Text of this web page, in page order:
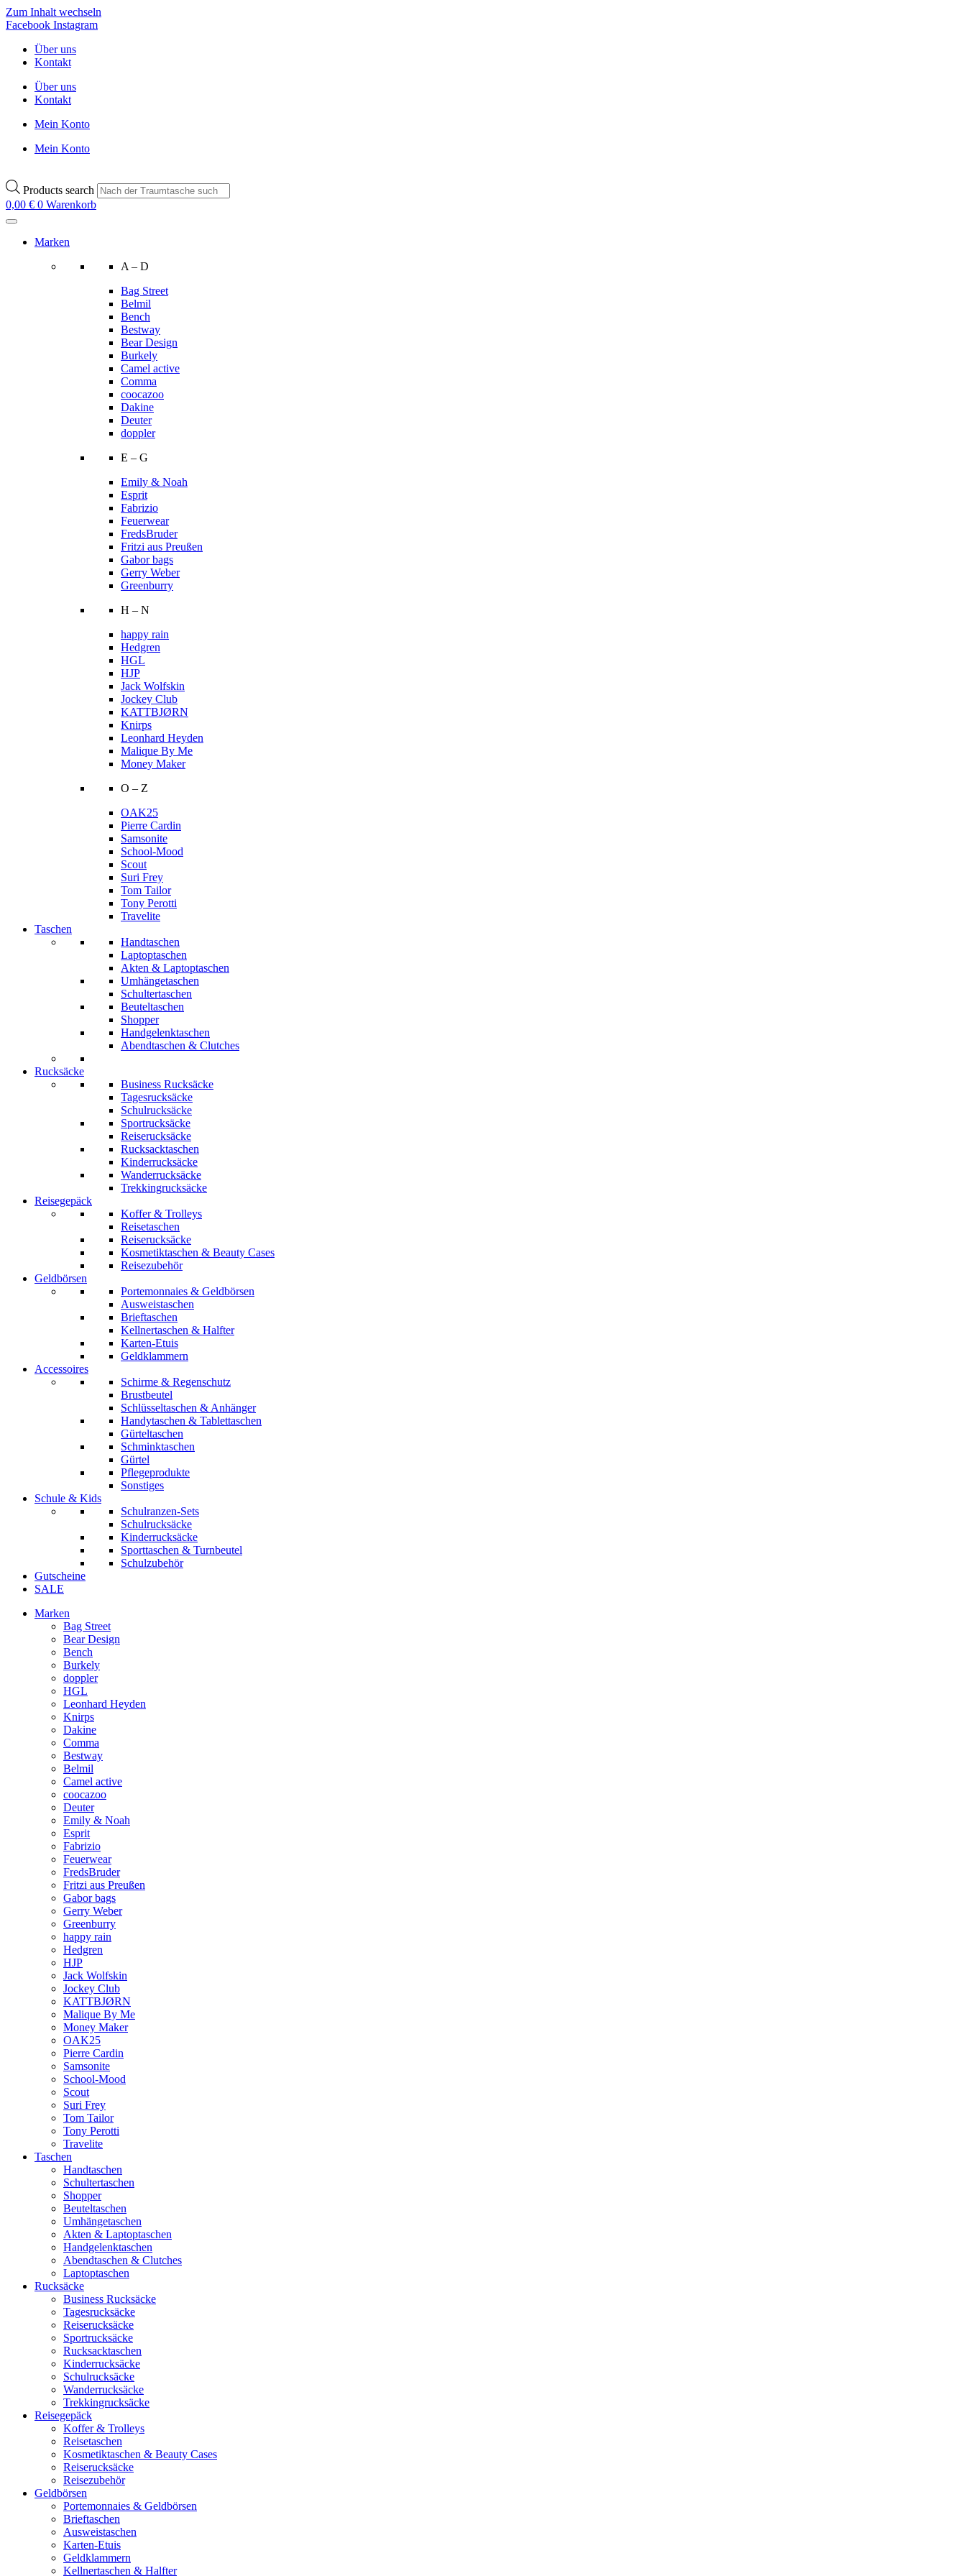
Zum Inhalt wechseln
Facebook Instagram
Über uns
Kontakt
Über uns
Kontakt
Mein Konto
Mein Konto
Products search
0,00 € 0 Warenkorb
Marken
A – D
Bag Street
Belmil
Bench
Bestway
Bear Design
Burkely
Camel active
Comma
coocazoo
Dakine
Deuter
doppler
E – G
Emily & Noah
Esprit
Fabrizio
Feuerwear
FredsBruder
Fritzi aus Preußen
Gabor bags
Gerry Weber
Greenburry
H – N
happy rain
Hedgren
HGL
HJP
Jack Wolfskin
Jockey Club
KATTBJØRN
Knirps
Leonhard Heyden
Malique By Me
Money Maker
O – Z
OAK25
Pierre Cardin
Samsonite
School-Mood
Scout
Suri Frey
Tom Tailor
Tony Perotti
Travelite
Taschen
Handtaschen
Laptoptaschen
Akten & Laptoptaschen
Umhängetaschen
Schultertaschen
Beuteltaschen
Shopper
Handgelenktaschen
Abendtaschen & Clutches
Rucksäcke
Business Rucksäcke
Tagesrucksäcke
Schulrucksäcke
Sportrucksäcke
Reiserucksäcke
Rucksacktaschen
Kinderrucksäcke
Wanderrucksäcke
Trekkingrucksäcke
Reisegepäck
Koffer & Trolleys
Reisetaschen
Reiserucksäcke
Kosmetiktaschen & Beauty Cases
Reisezubehör
Geldbörsen
Portemonnaies & Geldbörsen
Ausweistaschen
Brieftaschen
Kellnertaschen & Halfter
Karten-Etuis
Geldklammern
Accessoires
Schirme & Regenschutz
Brustbeutel
Schlüsseltaschen & Anhänger
Handytaschen & Tablettaschen
Gürteltaschen
Schminktaschen
Gürtel
Pflegeprodukte
Sonstiges
Schule & Kids
Schulranzen-Sets
Schulrucksäcke
Kinderrucksäcke
Sporttaschen & Turnbeutel
Schulzubehör
Gutscheine
SALE
Marken
Bag Street
Bear Design
Bench
Burkely
doppler
HGL
Leonhard Heyden
Knirps
Dakine
Comma
Bestway
Belmil
Camel active
coocazoo
Deuter
Emily & Noah
Esprit
Fabrizio
Feuerwear
FredsBruder
Fritzi aus Preußen
Gabor bags
Gerry Weber
Greenburry
happy rain
Hedgren
HJP
Jack Wolfskin
Jockey Club
KATTBJØRN
Malique By Me
Money Maker
OAK25
Pierre Cardin
Samsonite
School-Mood
Scout
Suri Frey
Tom Tailor
Tony Perotti
Travelite
Taschen
Handtaschen
Schultertaschen
Shopper
Beuteltaschen
Umhängetaschen
Akten & Laptoptaschen
Handgelenktaschen
Abendtaschen & Clutches
Laptoptaschen
Rucksäcke
Business Rucksäcke
Tagesrucksäcke
Reiserucksäcke
Sportrucksäcke
Rucksacktaschen
Kinderrucksäcke
Schulrucksäcke
Wanderrucksäcke
Trekkingrucksäcke
Reisegepäck
Koffer & Trolleys
Reisetaschen
Kosmetiktaschen & Beauty Cases
Reiserucksäcke
Reisezubehör
Geldbörsen
Portemonnaies & Geldbörsen
Brieftaschen
Ausweistaschen
Karten-Etuis
Geldklammern
Kellnertaschen & Halfter